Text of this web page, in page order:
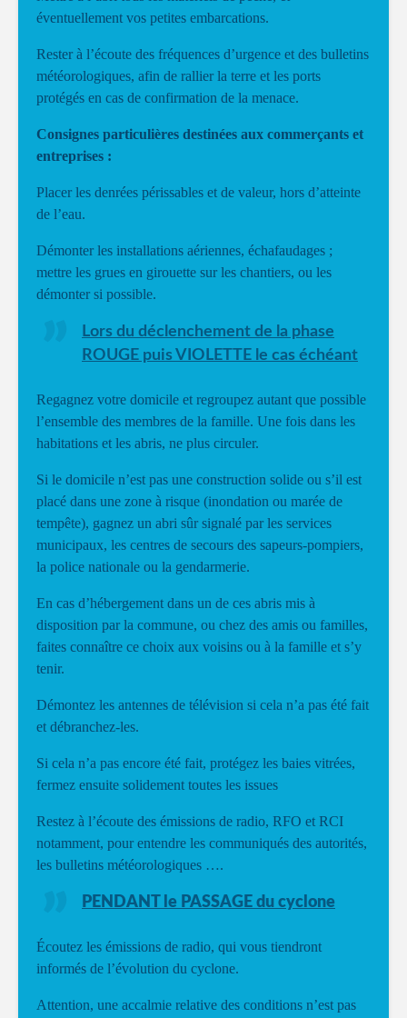
éventuellement vos petites embarcations.
Rester à l’écoute des fréquences d’urgence et des bulletins
météorologiques, afin de rallier la terre et les ports
protégés en cas de confirmation de la menace.
Consignes particulières destinées aux commerçants et
entreprises :
Placer les denrées périssables et de valeur, hors d’atteinte
de l’eau.
Démonter les installations aériennes, échafaudages ;
mettre les grues en girouette sur les chantiers, ou les
démonter si possible.
Lors du déclenchement de la phase
ROUGE puis VIOLETTE le cas échéant
Regagnez votre domicile et regroupez autant que possible
l’ensemble des membres de la famille. Une fois dans les
habitations et les abris, ne plus circuler.
Si le domicile n’est pas une construction solide ou s’il est
placé dans une zone à risque (inondation ou marée de
tempête), gagnez un abri sûr signalé par les services
municipaux, les centres de secours des sapeurs-pompiers,
la police nationale ou la gendarmerie.
En cas d’hébergement dans un de ces abris mis à
disposition par la commune, ou chez des amis ou familles,
faites connaître ce choix aux voisins ou à la famille et s’y
tenir.
Démontez les antennes de télévision si cela n’a pas été fait
et débranchez-les.
Si cela n’a pas encore été fait, protégez les baies vitrées,
fermez ensuite solidement toutes les issues
Restez à l’écoute des émissions de radio, RFO et RCI
notamment, pour entendre les communiqués des autorités,
les bulletins météorologiques ….
PENDANT le PASSAGE du cyclone
Écoutez les émissions de radio, qui vous tiendront
informés de l’évolution du cyclone.
Attention, une accalmie relative des conditions n’est pas